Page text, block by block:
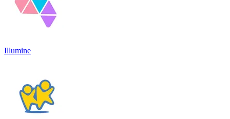
Illumine